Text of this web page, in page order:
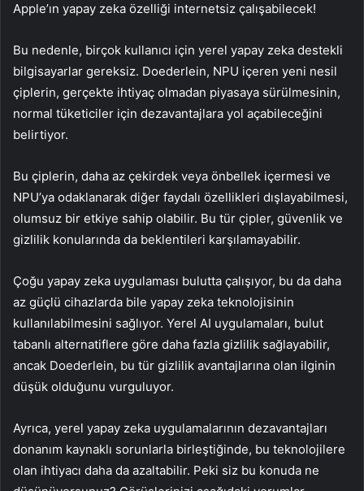
Apple’ın yapay zeka özelliği internetsiz çalışabilecek!
Bu nedenle, birçok kullanıcı için yerel yapay zeka destekli
bilgisayarlar gereksiz. Doederlein, NPU içeren yeni nesil
çiplerin, gerçekte ihtiyaç olmadan piyasaya sürülmesinin,
normal tüketiciler için dezavantajlara yol açabileceğini
belirtiyor.
Bu çiplerin, daha az çekirdek veya önbellek içermesi ve
NPU’ya odaklanarak diğer faydalı özellikleri dışlayabilmesi,
olumsuz bir etkiye sahip olabilir. Bu tür çipler, güvenlik ve
gizlilik konularında da beklentileri karşılamayabilir.
Çoğu yapay zeka uygulaması bulutta çalışıyor, bu da daha
az güçlü cihazlarda bile yapay zeka teknolojisinin
kullanılabilmesini sağlıyor. Yerel AI uygulamaları, bulut
tabanlı alternatiflere göre daha fazla gizlilik sağlayabilir,
ancak Doederlein, bu tür gizlilik avantajlarına olan ilginin
düşük olduğunu vurguluyor.
Ayrıca, yerel yapay zeka uygulamalarının dezavantajları
donanım kaynaklı sorunlarla birleştiğinde, bu teknolojilere
olan ihtiyacı daha da azaltabilir. Peki siz bu konuda ne